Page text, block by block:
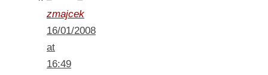
zmajcek
16/01/2008
at
16:49